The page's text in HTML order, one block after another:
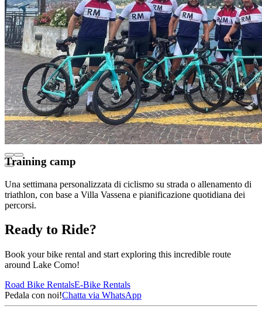
Training camp
Una settimana personalizzata di ciclismo su strada o allenamento di
triathlon, con base a Villa Vassena e pianificazione quotidiana dei
percorsi.
Ready to Ride?
Book your bike rental and start exploring this incredible route
around Lake Como!
Road Bike RentalsE-Bike Rentals
Pedala con noi!Chatta via WhatsApp